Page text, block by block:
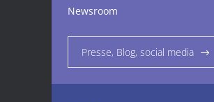
Newsroom
Presse, Blog, social media